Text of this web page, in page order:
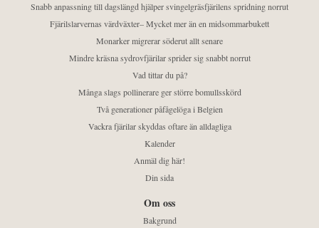
Snabb anpassning till dagslängd hjälper svingelgräsfjärilens spridning norrut
Fjärilslarvernas värdväxter– Mycket mer än en midsommarbukett
Monarker migrerar söderut allt senare
Mindre kräsna sydrovfjärilar sprider sig snabbt norrut
Vad tittar du på?
Många slags pollinerare ger större bomullsskörd
Två generationer påfågelöga i Belgien
Vackra fjärilar skyddas oftare än alldagliga
Kalender
Anmäl dig här!
Din sida
Om oss
Bakgrund